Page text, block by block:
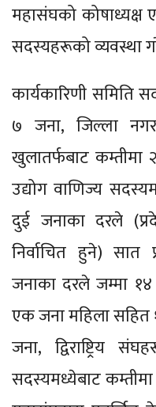
महासंघको कोषाध्यक्ष
सदस्यहरूको व्यवस्था
कार्यकारिणी समिति
७ जना, जिल्ला
खुलातर्फबाट
उद्योग वाणिज्य
दुई जनाका दरले
निर्वाचित हुने) सात
जनाका दरले जम्मा
एक जना महिला
जना, द्विराष्ट्रिय
सदस्यमध्येबाट